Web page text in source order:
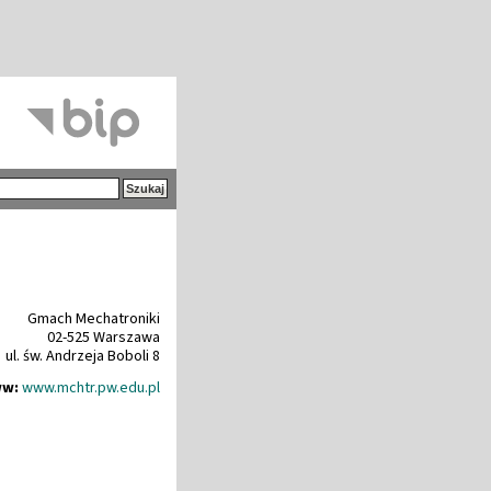
Gmach Mechatroniki
02-525 Warszawa
ul. św. Andrzeja Boboli 8
www.mchtr.pw.edu.pl